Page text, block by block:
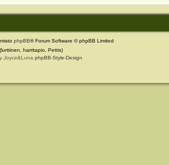
phpBB® Forum Software © phpBB Limited
harritapio, Pettis)
Joyce&Luna phpBB-Style-Design